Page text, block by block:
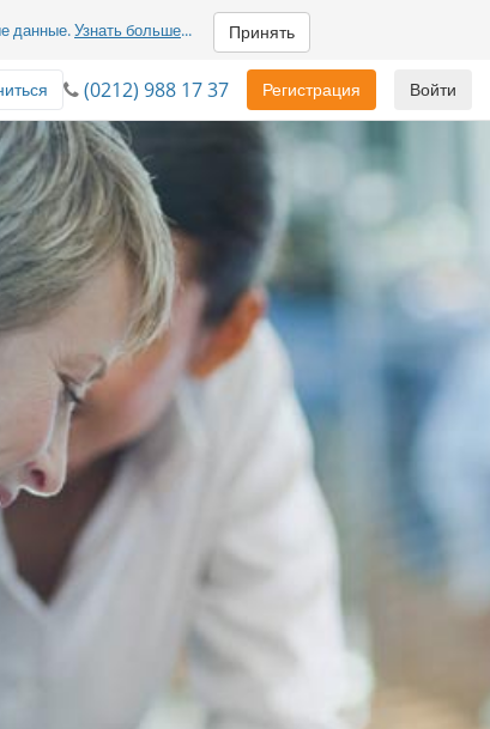
данные.Узнать больше... Принять
Войти
Регистрация
(0212) 988 17 37